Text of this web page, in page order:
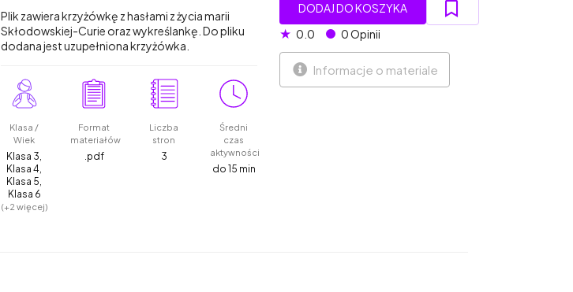
Plik zawiera krzyżówkę z hasłami z życia marii
Skłodowskiej-Curie oraz wykreślankę. Do pliku
dodana jest uzupełniona krzyżówka.
Klasa /
Wiek
Klasa 3,
Klasa 4,
Klasa 5,
Klasa 6
(+2 więcej)
Format
materiałów
.pdf
Liczba
stron
3
Średni
czas
aktywności
do 15 min
DODAJ DO KOSZYKA
★ 0.0 0 Opinii
Informacje o materiale